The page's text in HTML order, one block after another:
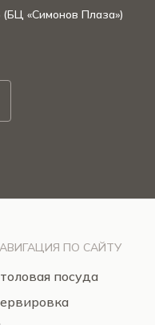
«Симонов Плаза»)
ПО САЙТУ
посуда